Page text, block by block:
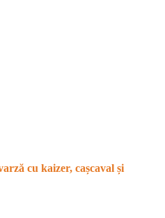
cu kaizer, cașcaval și